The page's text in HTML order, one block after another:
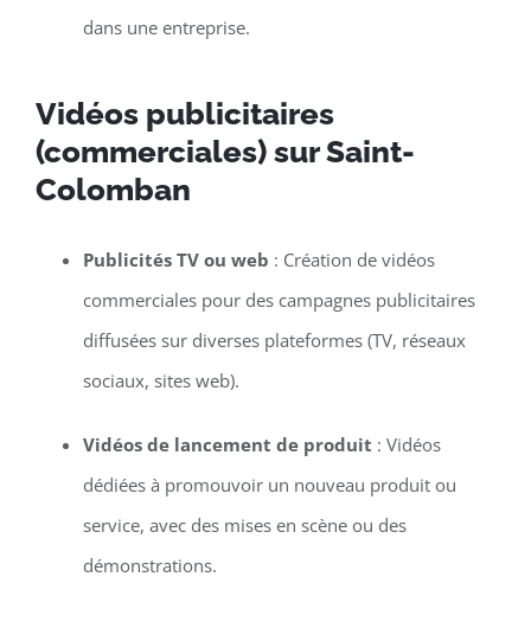
dans une entreprise.
Vidéos publicitaires
(commerciales) sur Saint-
Colomban
Publicités TV ou web : Création de vidéos
commerciales pour des campagnes publicitaires
diffusées sur diverses plateformes (TV, réseaux
sociaux, sites web).
Vidéos de lancement de produit : Vidéos
dédiées à promouvoir un nouveau produit ou
service, avec des mises en scène ou des
démonstrations.